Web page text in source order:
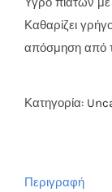
Καθαρίζει
απόσμηση από
Κατηγορία:
Περιγραφή